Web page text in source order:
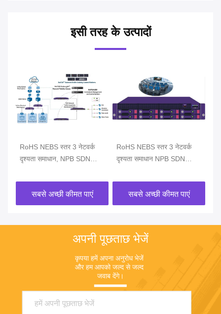
इसी तरह के उत्पादों
RoHS NEBS स्तर 3 नेटवर्क
दृश्यता समाधान, NPB SDN
सबसे अच्छी कीमत पाएं
RoHS NEBS स्तर 3 नेटवर्क
दृश्यता समाधान NPB SDN
सबसे अच्छी कीमत पाएं
अपनी पूछताछ भेजें
कृपया हमें अपना अनुरोध भेजें
और हम आपको जल्द से जल्द
जवाब देंगे।